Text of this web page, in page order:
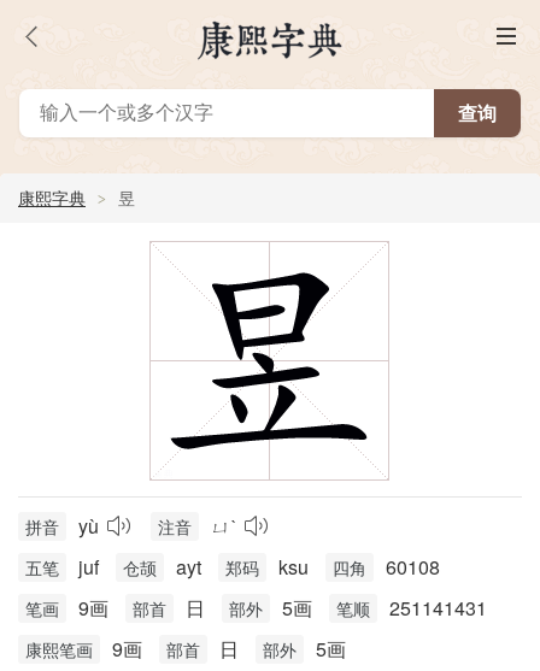
康熙字典 昱
拼音 yù 注音 ㄩˋ
五笔 juf 仓颉 ayt 郑码 ksu 四角 60108
笔画 9画 部首 日 部外 5画 笔顺 251141431
康熙笔画 9画 部首 日 部外 5画